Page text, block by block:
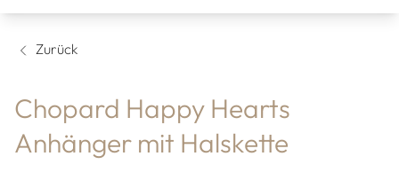
Zurück
Chopard Happy Hearts
Anhänger mit Halskette